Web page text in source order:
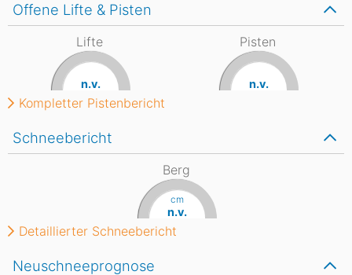
Schneebericht
Berg
cm
n.v.
Detaillierter Schneebericht
Neuschneeprognose
Offene Lifte & Pisten
Lifte
n.v.
Pisten
n.v.
Kompletter Pistenbericht